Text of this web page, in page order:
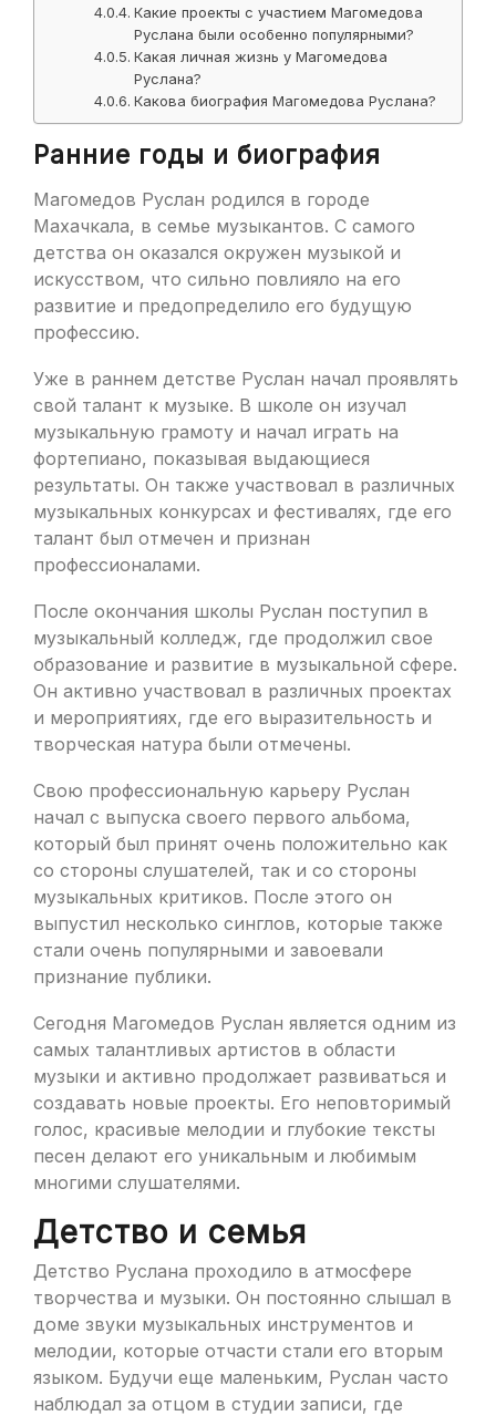
Какие проекты с участием Магомедова
Руслана были особенно популярными?
Какая личная жизнь у Магомедова
Руслана?
Какова биография Магомедова Руслана?
Ранние годы и биография
Магомедов Руслан родился в городе
Махачкала, в семье музыкантов. С самого
детства он оказался окружен музыкой и
искусством, что сильно повлияло на его
развитие и предопределило его будущую
профессию.
Уже в раннем детстве Руслан начал проявлять
свой талант к музыке. В школе он изучал
музыкальную грамоту и начал играть на
фортепиано, показывая выдающиеся
результаты. Он также участвовал в различных
музыкальных конкурсах и фестивалях, где его
талант был отмечен и признан
профессионалами.
После окончания школы Руслан поступил в
музыкальный колледж, где продолжил свое
образование и развитие в музыкальной сфере.
Он активно участвовал в различных проектах
и мероприятиях, где его выразительность и
творческая натура были отмечены.
Свою профессиональную карьеру Руслан
начал с выпуска своего первого альбома,
который был принят очень положительно как
со стороны слушателей, так и со стороны
музыкальных критиков. После этого он
выпустил несколько синглов, которые также
стали очень популярными и завоевали
признание публики.
Сегодня Магомедов Руслан является одним из
самых талантливых артистов в области
музыки и активно продолжает развиваться и
создавать новые проекты. Его неповторимый
голос, красивые мелодии и глубокие тексты
песен делают его уникальным и любимым
многими слушателями.
Детство и семья
Детство Руслана проходило в атмосфере
творчества и музыки. Он постоянно слышал в
доме звуки музыкальных инструментов и
мелодии, которые отчасти стали его вторым
языком. Будучи еще маленьким, Руслан часто
наблюдал за отцом в студии записи, где